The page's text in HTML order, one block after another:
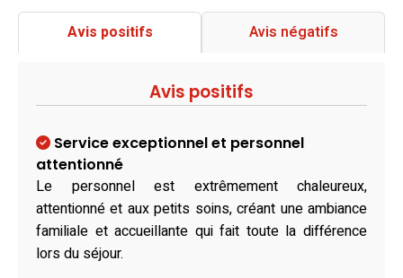
Avis positifs Avis négatifs
Avis positifs
Service exceptionnel et personnel
attentionné
Le personnel est extrêmement chaleureux,
attentionné et aux petits soins, créant une ambiance
familiale et accueillante qui fait toute la différence
lors du séjour.